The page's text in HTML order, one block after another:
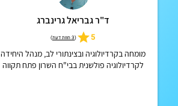
ד"ר גבריאל גרינברג
5
(3 חוות דעת )
מומחה בקרדיולוגיה ובצינתורי לב, מנהל היחידה
לקרדיולוגיה פולשנית בבי"ח השרון פתח תקווה